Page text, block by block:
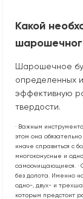
Какой
Шарошечное
определенных
эффективную
твердости.
· Важным
этом она
иначе справиться с
многоконусные и
самоочищающиеся. ·
без долота. Именно
одно-, двух- и
которым предстоит